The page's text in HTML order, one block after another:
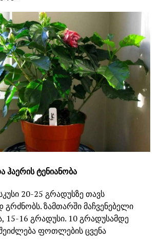
ჰაერის ტენიანობა
20-25 გრადუსზე თავს
ზამთარში მაჩვენებელი
16 გრადუსი. 10 გრადუსამდე
ფოთლების ცვენა